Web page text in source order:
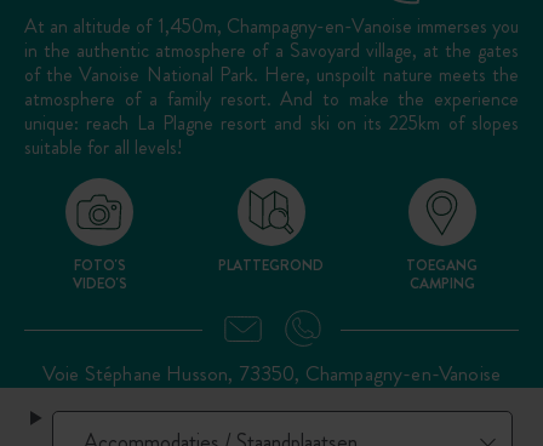
At an altitude of 1,450m, Champagny-en-Vanoise immerses you
in the authentic atmosphere of a Savoyard village, at the gates
of the Vanoise National Park. Here, unspoilt nature meets the
atmosphere of a family resort. And to make the experience
unique: reach La Plagne resort and ski on its 225km of slopes
suitable for all levels!
FOTO'S
VIDEO'S
PLATTEGROND
TOEGANG
CAMPING
Voie Stéphane Husson, 73350, Champagny-en-Vanoise